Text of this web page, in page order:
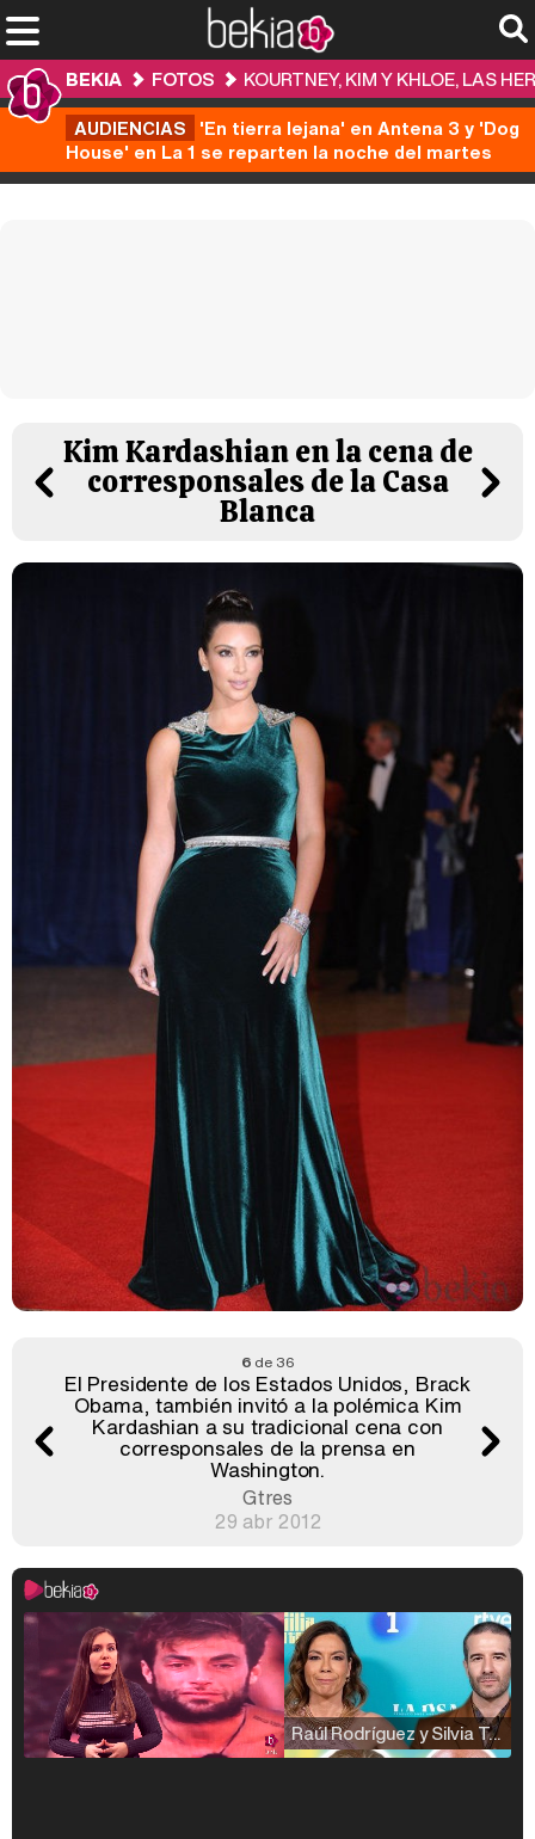
BEKIA FOTOS
KOURTNEY, KIM Y KHLOE, LAS
AUDIENCIAS 'En tierra lejana' en Antena 3 y 'Dog
House' en La 1 se reparten la noche del martes
Kim Kardashian en la cena de
corresponsales de la Casa
Blanca
6 de 36
El Presidente de los Estados Unidos, Brack
Obama, también invitó a la polémica Kim
Kardashian a su tradicional cena con
corresponsales de la prensa en
Washington.
Gtres
29 abr 2012
Raúl Rodríguez y Silvia Taulés nos cuentan su papel en 'La familia de la tele'